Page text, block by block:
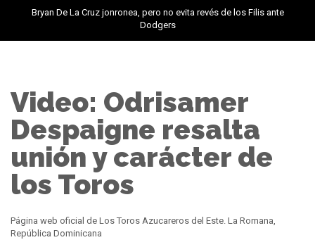
Bryan De La Cruz jonronea, pero no evita revés de los Filis ante
Dodgers
Video: Odrisamer
Despaigne resalta
unión y carácter de
los Toros
Página web oficial de Los Toros Azucareros del Este. La Romana,
República Dominicana